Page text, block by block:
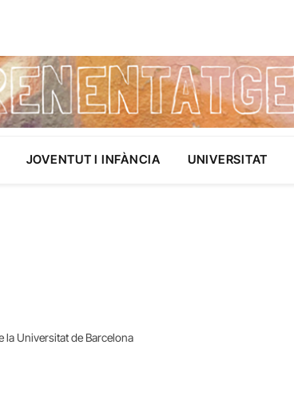
JOVENTUT I INFÀNCIA UNIVERSITAT
la Universitat de Barcelona